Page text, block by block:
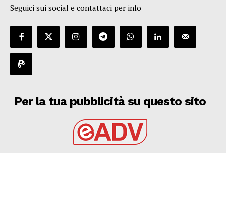
Seguici sui social e contattaci per info
Per la tua pubblicità su questo sito